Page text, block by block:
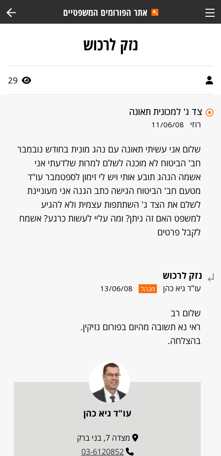
אתר הפורומים המשפטיים
נזק לרכוש
29
צד ג' למכונית תאונה
רוזי 11/06/08
שלום אני עשיתי תאונה עם נהג מונית בחודש נובמבר
חב' הביטוח לא מוכנה לשלם למרות שלדעתי אני
אשמה הנהג תובע אותי ויש לי זימון לספטמבר עו"ד
מטעם חב' הביטוח הגישה כתב הגנה אני מעוניינת
לשלם את הצד ג' השתתפות עצמית ולא להגיע
למשפט האם זה ניתן? ומה עליי לעשות כרגע? אשמח
לקבל פרטים
נזק לרכוש
עו"ד גיא כהן מנהל 13/06/08
שלום רב
ראי נא תשובה מהיום בפורום נזיקין.
בהצלחה.
עו"ד גיא כהן
מצדה 7, בני ברק
03-6120852